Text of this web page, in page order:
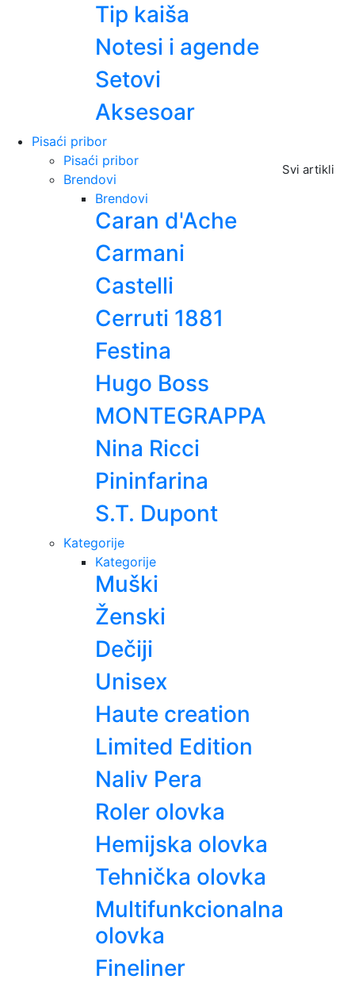
Tip kaiša
Notesi i agende
Setovi
Aksesoar
Pisaći pribor
Svi artikli
Pisaći pribor
Brendovi
Brendovi
Caran d'Ache
Carmani
Castelli
Cerruti 1881
Festina
Hugo Boss
MONTEGRAPPA
Nina Ricci
Pininfarina
S.T. Dupont
Kategorije
Kategorije
Muški
Ženski
Dečiji
Unisex
Haute creation
Limited Edition
Naliv Pera
Roler olovka
Hemijska olovka
Tehnička olovka
Multifunkcionalna
olovka
Fineliner